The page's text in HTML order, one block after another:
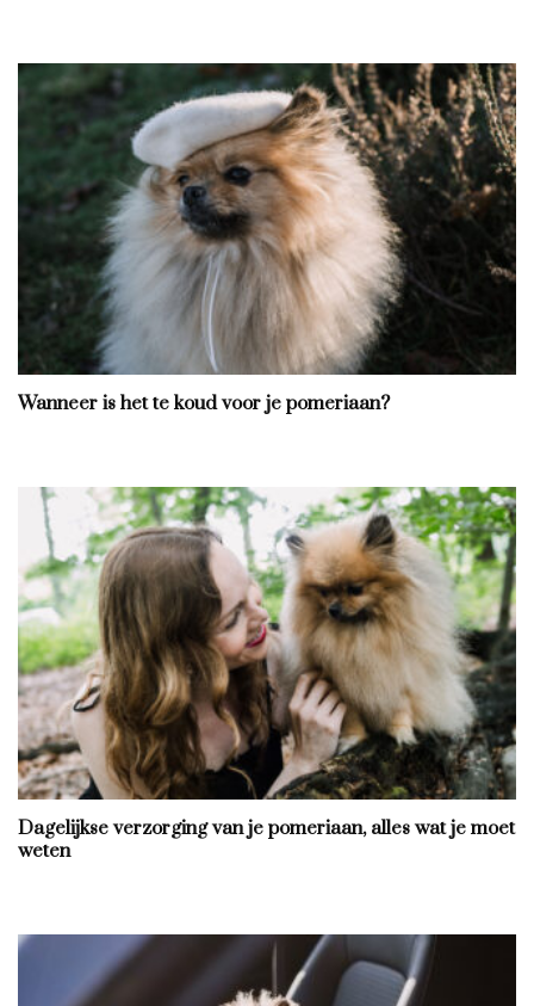
Wanneer is het te koud voor je pomeriaan?
Dagelijkse verzorging van je pomeriaan, alles wat je moet
weten